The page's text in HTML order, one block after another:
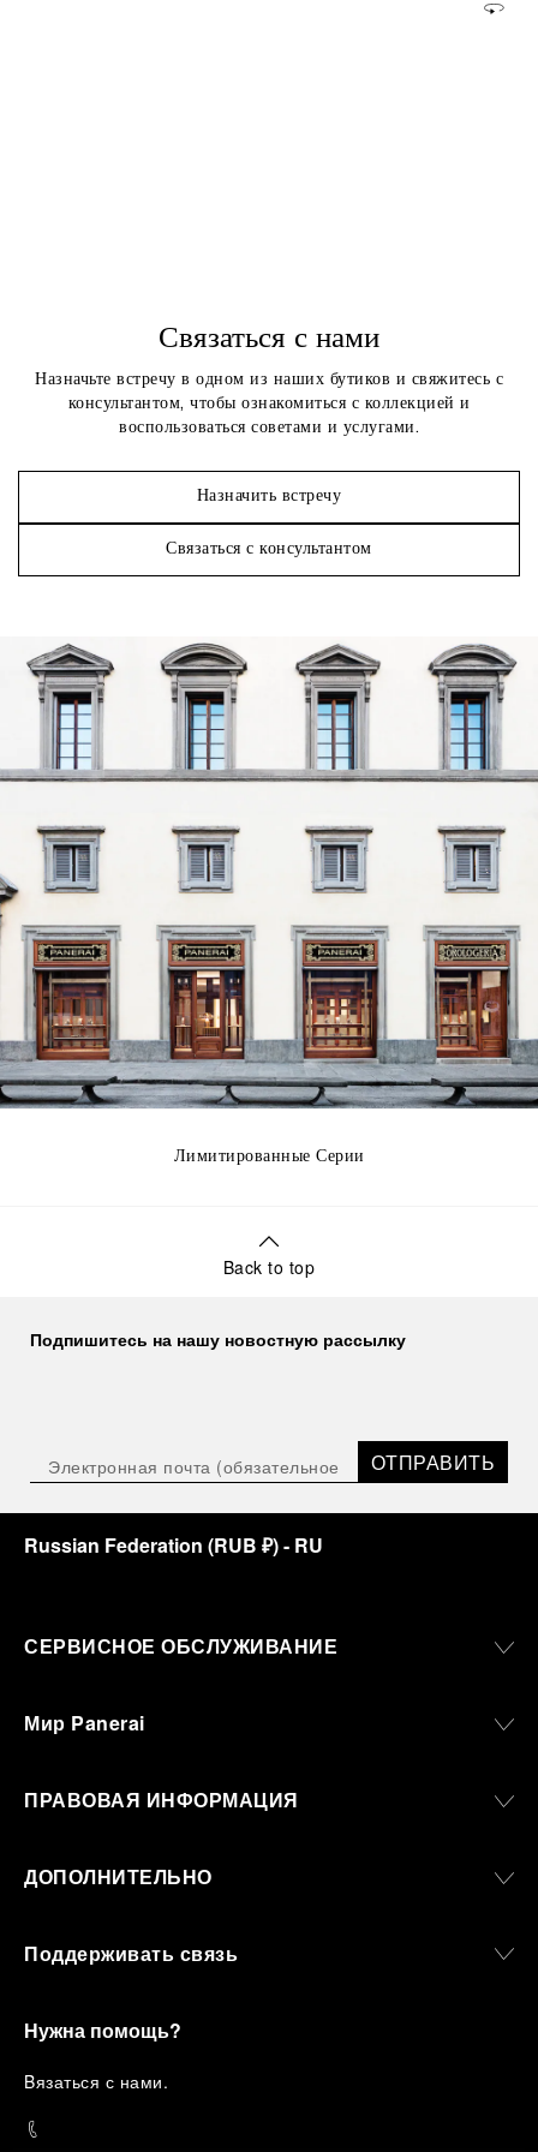
Связаться с нами
Назначьте встречу в одном из наших бутиков и свяжитесь с
консультантом, чтобы ознакомиться с коллекцией и
воспользоваться советами и услугами.
Назначить встречу
Связаться с консультантом
Лимитированные Серии
Back to top
Подпишитесь на нашу новостную рассылку
ОТПРАВИТЬ
Russian Federation (RUB ₽)- RU
СЕРВИСНОЕ ОБСЛУЖИВАНИЕ
Мир Panerai
ПРАВОВАЯ ИНФОРМАЦИЯ
ДОПОЛНИТЕЛЬНО
Поддерживать связь
Нужна помощь?
Bязаться с нами.